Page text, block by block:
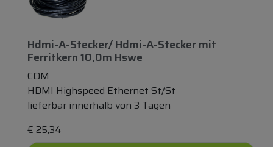
Hdmi-A-Stecker/ Hdmi-A-Steckermit
Ferritkern 10,0m Hswe
COM
HDMI Highspeed Ethernet St/St
lieferbar innerhalb von 3 Tagen
€ 25,34